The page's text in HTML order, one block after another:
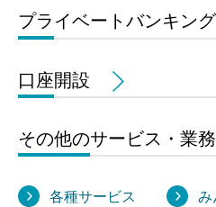
プライベートバンキング
口座開設
その他のサービス・業務
各種サービス
み